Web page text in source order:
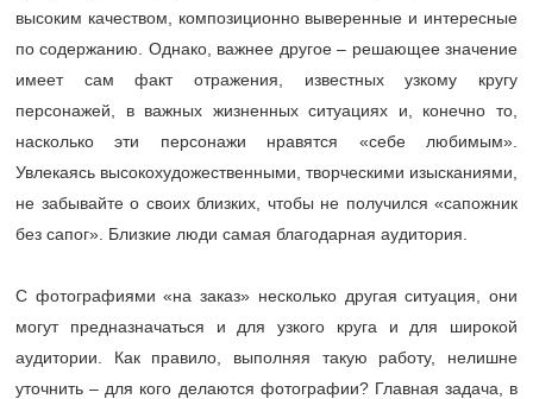
высоким качеством, композиционно выверенные и интересные
по содержанию. Однако, важнее другое – решающее значение
имеет сам факт отражения, известных узкому кругу
персонажей, в важных жизненных ситуациях и, конечно то,
насколько эти персонажи нравятся «себе любимым».
Увлекаясь высокохудожественными, творческими изысканиями,
не забывайте о своих близких, чтобы не получился «сапожник
без сапог». Близкие люди самая благодарная аудитория.
С фотографиями «на заказ» несколько другая ситуация, они
могут предназначаться и для узкого круга и для широкой
аудитории. Как правило, выполняя такую работу, нелишне
уточнить – для кого делаются фотографии? Главная задача, в